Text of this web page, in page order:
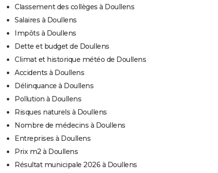
Classement des collèges à Doullens
Salaires à Doullens
Impôts à Doullens
Dette et budget de Doullens
Climat et historique météo de Doullens
Accidents à Doullens
Délinquance à Doullens
Pollution à Doullens
Risques naturels à Doullens
Nombre de médecins à Doullens
Entreprises à Doullens
Prix m2 à Doullens
Résultat municipale 2026 à Doullens